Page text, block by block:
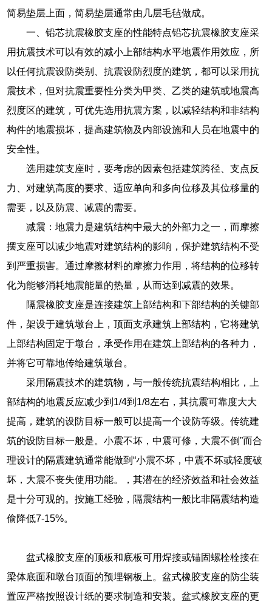
简易垫层上面，简易垫层通常由几层毛毡做成。
一、铅芯抗震橡胶支座的性能特点铅芯抗震橡胶支座采
用抗震技术可以有效的减小上部结构水平地震作用效应，所
以任何抗震设防类别、抗震设防烈度的建筑，都可以采用抗
震技术，但对抗震重要性分类为甲类、乙类的建筑或地震高
烈度区的建筑，可优先选用抗震方案，以减轻结构和非结构
构件的地震损坏，提高建筑物及内部设施和人员在地震中的
安全性。
选用建筑支座时，要考虑的因素包括建筑跨径、支点反
力、对建筑高度的要求、适应单向和多向位移及其位移量的
需要，以及防震、减震的需要。
减震：地震力是建筑结构中最大的外部力之一，而摩擦
摆支座可以减少地震对建筑结构的影响，保护建筑结构不受
到严重损害。通过摩擦材料的摩擦力作用，将结构的位移转
化为能够消耗地震能量的热量，从而达到减震的效果。
隔震橡胶支座是连接建筑上部结构和下部结构的关键部
件，架设于建筑墩台上，顶面支承建筑上部结构，它将建筑
上部结构固定于墩台，承受作用在建筑上部结构的各种力，
并将它可靠地传给建筑墩台。
采用隔震技术的建筑物，与一般传统抗震结构相比，上
部结构的地震反应减少到1/4到1/8左右，其抗震可靠度大大
提高，建筑的设防目标一般可以提高一个设防等级。传统建
筑的设防目标一般是。小震不坏，中震可修，大震不倒”而合
理设计的隔震建筑通常能做到“小震不坏，中震不坏或轻度破
坏，大震不丧失使用功能。，其潜在的经济效益和社会效益
是十分可观的。按施工经验，隔震结构一般比非隔震结构造
偷降低7-15%。
盆式橡胶支座的顶板和底板可用焊接或锚固螺栓栓接在
梁体底面和墩台顶面的预埋钢板上。盆式橡胶支座的防尘装
置应严格按照设计纸的要求制造和安装。盆式橡胶支座的更